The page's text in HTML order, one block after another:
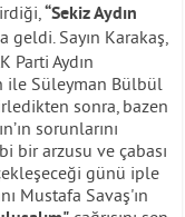
“Sekiz Aydın
geldi. Sayın Karakaş,
Parti Aydın
ile Süleyman Bülbül
sonra, bazen
sorunlarını
bir arzusu ve çabası
günü iple
Mustafa Savaş'ın